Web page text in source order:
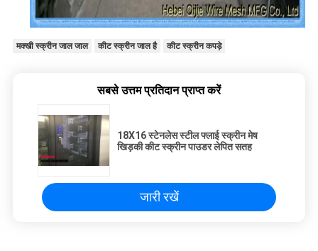
मक्खी स्क्रीन जाल जाल कीट स्क्रीन जाल है कीट स्क्रीन कपड़े
सबसे उत्तम प्रतिदान प्राप्त करें
18X16 स्टेनलेस स्टील फ्लाई स्क्रीन मेष
खिड़की कीट स्क्रीन पाउडर लेपित सतह
जारी रखें